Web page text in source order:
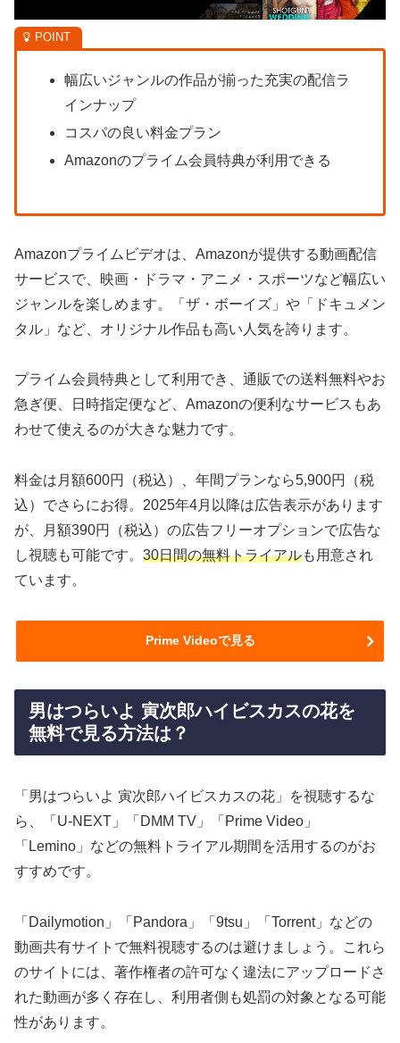
幅広いジャンルの作品が揃った充実の配信ラ
インナップ
コスパの良い料金プラン
Amazonのプライム会員特典が利用できる
Amazonプライムビデオは、Amazonが提供する動画配信
サービスで、映画・ドラマ・アニメ・スポーツなど幅広い
ジャンルを楽しめます。「ザ・ボーイズ」や「ドキュメン
タル」など、オリジナル作品も高い人気を誇ります。
プライム会員特典として利用でき、通販での送料無料やお
急ぎ便、日時指定便など、Amazonの便利なサービスもあ
わせて使えるのが大きな魅力です。
料金は月額600円（税込）、年間プランなら5,900円（税
込）でさらにお得。2025年4月以降は広告表示があります
が、月額390円（税込）の広告フリーオプションで広告な
し視聴も可能です。 30日間の無料トライアルも用意され
ています。
Prime Videoで見る
男はつらいよ 寅次郎ハイビスカスの花を
無料で見る方法は？
「男はつらいよ 寅次郎ハイビスカスの花」を視聴するな
ら、「U-NEXT」「DMM TV」「Prime Video」
「Lemino」などの無料トライアル期間を活用するのがお
すすめです。
「Dailymotion」「Pandora」「9tsu」「Torrent」などの
動画共有サイトで無料視聴するのは避けましょう。これら
のサイトには、著作権者の許可なく違法にアップロードさ
れた動画が多く存在し、利用者側も処罰の対象となる可能
性があります。